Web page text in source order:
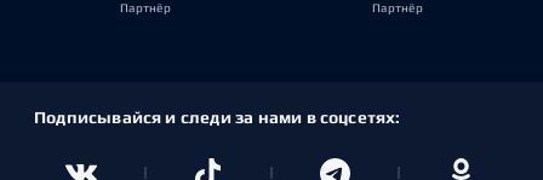
Партнёр Партнёр
Подписывайся и следи за нами в соцсетях: